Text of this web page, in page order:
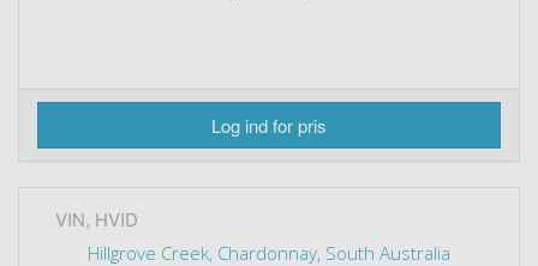
Log ind for pris
VIN, HVID
Hillgrove Creek, Chardonnay, South Australia